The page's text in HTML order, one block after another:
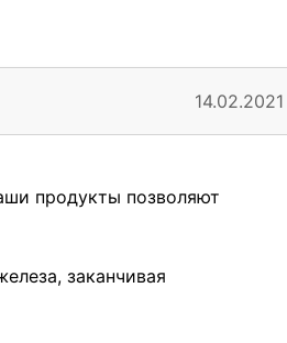
14.02.2021
продукты позволяют
заканчивая